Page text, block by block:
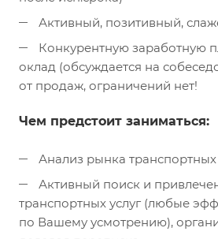
Активный, позитивный,
Конкурентную заработную
оклад (обсуждается на
от продаж, ограничений нет!
Чем предстоит заниматься:
Анализ рынка транспортных
Активный поиск и
транспортных услуг (любые
по Вашему усмотрению),